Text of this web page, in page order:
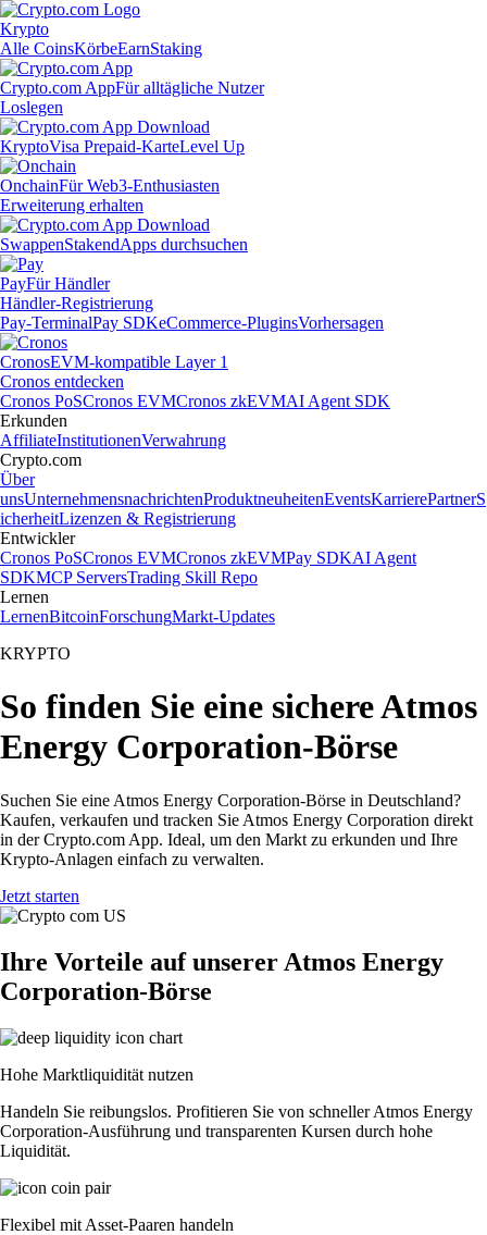
Krypto
Alle CoinsKörbeEarnStaking
Crypto.com AppFür alltägliche Nutzer
Loslegen
KryptoVisa Prepaid-KarteLevel Up
OnchainFür Web3-Enthusiasten
Erweiterung erhalten
SwappenStakendApps durchsuchen
PayFür Händler
Händler-Registrierung
Pay-TerminalPay SDKeCommerce-PluginsVorhersagen
CronosEVM-kompatible Layer 1
Cronos entdecken
Cronos PoSCronos EVMCronos zkEVMAI Agent SDK
Erkunden
AffiliateInstitutionenVerwahrung
Crypto.com
Über
unsUnternehmensnachrichtenProduktneuheitenEventsKarrierePartnerS
icherheitLizenzen & Registrierung
Entwickler
Cronos PoSCronos EVMCronos zkEVMPay SDKAI Agent
SDKMCP ServersTrading Skill Repo
Lernen
LernenBitcoinForschungMarkt-Updates
KRYPTO
So finden Sie eine sichere Atmos
Energy Corporation-Börse
Suchen Sie eine Atmos Energy Corporation-Börse in Deutschland?
Kaufen, verkaufen und tracken Sie Atmos Energy Corporation direkt
in der Crypto.com App. Ideal, um den Markt zu erkunden und Ihre
Krypto-Anlagen einfach zu verwalten.
Jetzt starten
Ihre Vorteile auf unserer Atmos Energy
Corporation-Börse
Hohe Marktliquidität nutzen
Handeln Sie reibungslos. Profitieren Sie von schneller Atmos Energy
Corporation-Ausführung und transparenten Kursen durch hohe
Liquidität.
Flexibel mit Asset-Paaren handeln